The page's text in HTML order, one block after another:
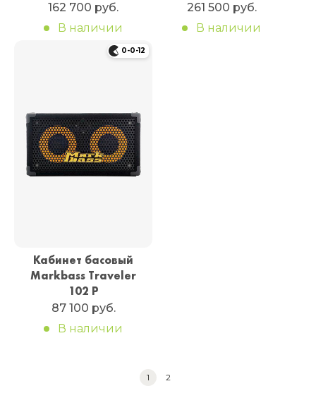
162 700 руб.
В наличии
261 500 руб.
В наличии
0-0-12
Кабинет басовый
Markbass Traveler
102 P
87 100 руб.
В наличии
1 2